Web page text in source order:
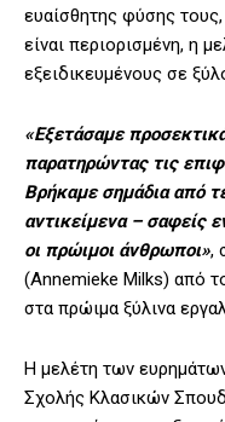
ευαίσθητης φύσης
είναι περιορισμένη, η
εξειδικευμένους σε
«Εξετάσαμε
παρατηρώντας τις
Βρήκαμε σημάδια από
αντικείμενα – σαφείς
οι πρώιμοι άνθρωποι»,
(Annemieke Milks) από
στα πρώιμα ξύλινα
Η μελέτη των
Σχολής Κλασικών